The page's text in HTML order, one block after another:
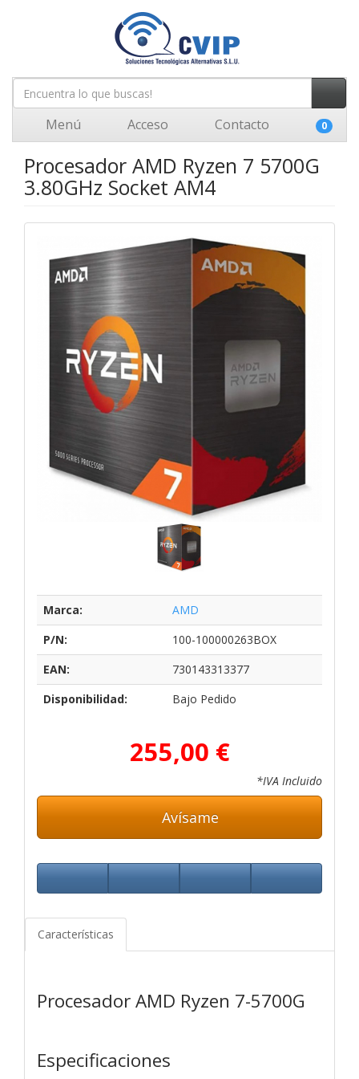
Menú Acceso Contacto 0
Procesador AMD Ryzen 7 5700G
3.80GHz Socket AM4
Marca:
AMD
P/N:
100-100000263BOX
EAN:
730143313377
Disponibilidad:
Bajo Pedido
255,00 €
*IVA Incluido
Avísame
Características
Procesador AMD Ryzen 7-5700G
Especificaciones